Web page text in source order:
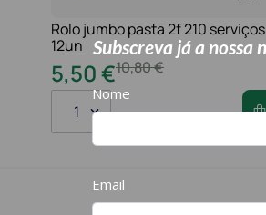
Rolo jumbo pasta 2f 210 serviços
12un
10,80€
5,50€
1